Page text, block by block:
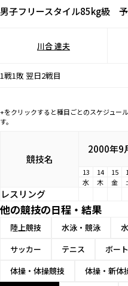
男子フリースタイル85kg級
川合 達夫
1戦1敗 翌日2戦目
+をクリックすると種目ごとのスケジュ
す。
競技名
2000年9
13 14 15
水
木 金
レスリング
他の競技の日程・結果
陸上競技 水泳・競泳
サッカー
テニス ボート
体操・体操競技
体操・新体